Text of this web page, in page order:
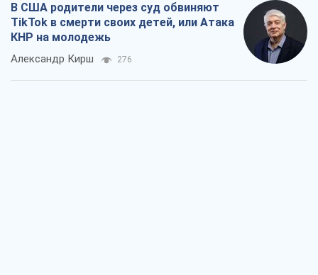
В США родители через суд обвиняют
TikTok в смерти своих детей, или Атака
КНР на молодежь
Александр Кирш 276